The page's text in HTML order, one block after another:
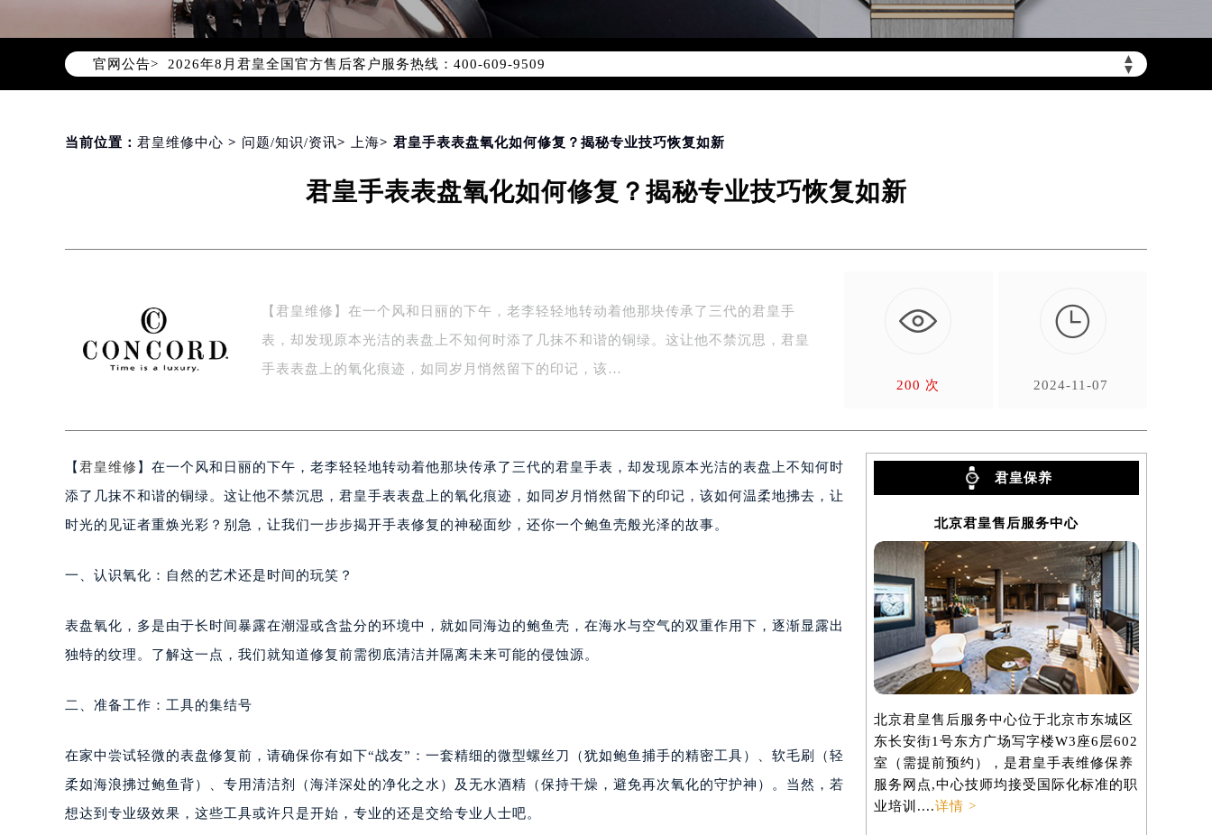
官网公告> ▲
▼
2026年8月君皇中国区售后服务网络优化升级公告
2026年8月君皇全国官方售后客户服务热线：400-609-9509
君皇官方全国统一服务热线400-609-9509，服务覆盖中国大陆、香港、澳门、台湾全部区域（非大陆需加拨“+86”）
2026年8月君皇售后服务中心最新网点地址：
北京市东城区东长安街1号东方广场写字楼W3座6层602室（需提前预约）
上海市徐汇区虹桥路3号港汇中心写字楼2座37层3705室（需提前预约）
扬州市邗江区国展路29号星耀天地写字楼1号楼18层1803室（需提前预约）
盐城市盐都区世纪大道5号盐城金融城写字楼1号楼16层1604室（需提前预约）
泰州市海陵区永定东路399号置地商务中心东塔写字楼（华润万象城）17层1706室（需提前预约）
绍兴市越城区胜利东路379号世茂天际中心写字楼8层805室（需提前预约）
嘉兴市南湖区广益路705号嘉兴世界贸易中心写字楼A座13层1304室（需提前预约）
南昌市红谷滩新区红谷中大道998号绿地双子塔（中央广场）A1座办公楼14层07室（需提前预约）
广州市天河区天河路230号万菱汇国际中心写字楼A塔7层704室（需提前预约）
深圳市罗湖区深南东路5001号华润大厦写字楼17层1701室（需提前预约）
惠州市惠城区江北文昌一路7号华贸大厦写字楼1座30层05室（需提前预约）
福州市鼓楼区五四路128-1号恒力城写字楼15层03室（需提前预约）
重庆市江北区观音桥步行街2号融恒时代广场写字楼9层902室（需提前预约）
郑州市二七区铭功路10号华润大厦写字楼29层2905室（需提前预约）
太原市迎泽区解放路15号亨得利名表服务中心（品牌授权店）3层整层（需提前预约）
当前位置： 君皇维修中心 > 问题/知识/资讯> 上海> 君皇手表表盘氧化如何修复？揭秘专业技巧恢复如新
君皇手表表盘氧化如何修复？揭秘专业技巧恢复如新
【君皇维修】在一个风和日丽的下午，老李轻轻地转动着他那块传承了三代的君皇手
表，却发现原本光洁的表盘上不知何时添了几抹不和谐的铜绿。这让他不禁沉思，君皇
手表表盘上的氧化痕迹，如同岁月悄然留下的印记，该…
200 次

2024-11-07
【 君皇维修 】在一个风和日丽的下午，老李轻轻地转动着他那块传承了三代的君皇手表，却发现原本光洁的表盘上不知何时
添了几抹不和谐的铜绿。这让他不禁沉思，君皇手表表盘上的氧化痕迹，如同岁月悄然留下的印记，该如何温柔地拂去，让
时光的见证者重焕光彩？别急，让我们一步步揭开手表修复的神秘面纱，还你一个鲍鱼壳般光泽的故事。
一、认识氧化：自然的艺术还是时间的玩笑？
表盘氧化，多是由于长时间暴露在潮湿或含盐分的环境中，就如同海边的鲍鱼壳，在海水与空气的双重作用下，逐渐显露出
独特的纹理。了解这一点，我们就知道修复前需彻底清洁并隔离未来可能的侵蚀源。
二、准备工作：工具的集结号
在家中尝试轻微的表盘修复前，请确保你有如下“战友”：一套精细的微型螺丝刀（犹如鲍鱼捕手的精密工具）、软毛刷（轻
柔如海浪拂过鲍鱼背）、专用清洁剂（海洋深处的净化之水）及无水酒精（保持干燥，避免再次氧化的守护神）。当然，若
想达到专业级效果，这些工具或许只是开始，专业的还是交给专业人士吧。
君皇保养
北京君皇售后服务中心
北京君皇售后服务中心位于北京市东城区
东长安街1号东方广场写字楼W3座6层602
室（需提前预约），是君皇手表维修保养
服务网点,中心技师均接受国际化标准的职
业培训....详情 >